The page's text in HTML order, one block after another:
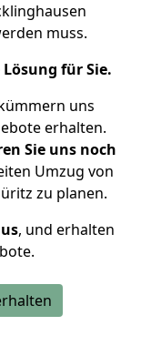
muss.
für Sie.
uns
erhalten.
Sie uns noch
Umzug von
zu planen.
, und erhalten